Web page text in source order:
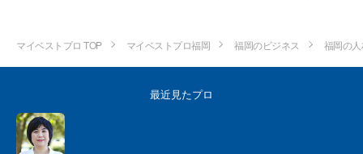
マイベストプロ TOP マイベストプロ福岡 福岡のビジネス 福岡の
最近見たプロ